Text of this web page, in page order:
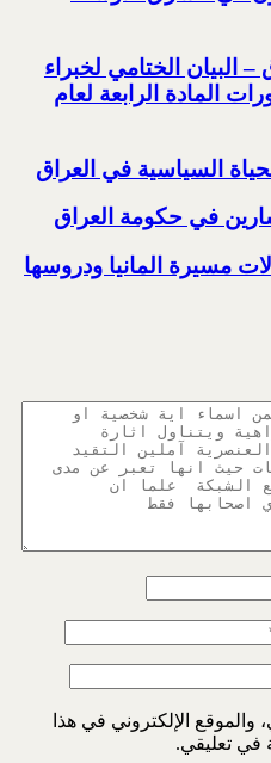
البيان الختامي لخبراء
المادة الرابعة لعام
السياسية في العراق
في حكومة العراق
مسيرة المانيا ودروسها
والموقع الإلكتروني في هذا
في تعليقي.